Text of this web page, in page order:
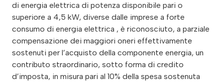
di energia elettrica di potenza disponibile pari o
superiore a 4,5 kW, diverse dalle imprese a forte
consumo di energia elettrica , è riconosciuto, a parziale
compensazione dei maggiori oneri effettivamente
sostenuti per l’acquisto della componente energia, un
contributo straordinario, sotto forma di credito
d’imposta, in misura pari al 10% della spesa sostenuta